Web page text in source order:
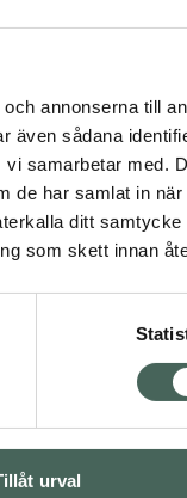
annonserna till
sådana
samarbetar med.
de har samlat in
ditt
som skett innan
urval